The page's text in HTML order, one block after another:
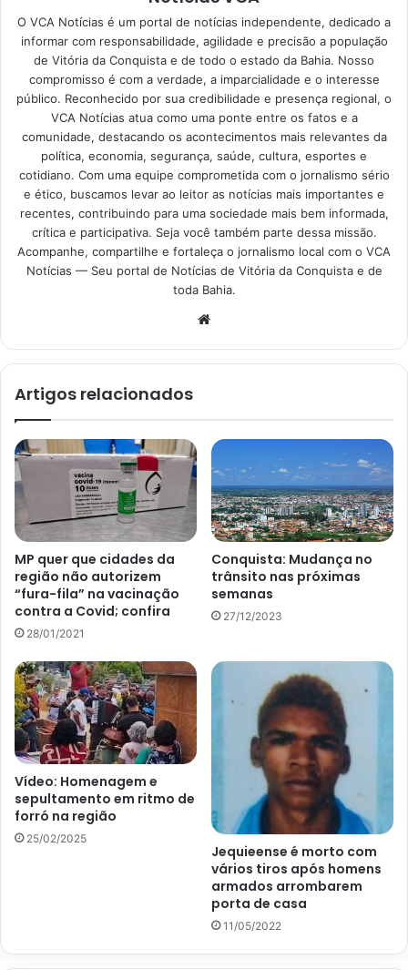
O VCA Notícias é um portal de notícias independente, dedicado a
informar com responsabilidade, agilidade e precisão a população
de Vitória da Conquista e de todo o estado da Bahia. Nosso
compromisso é com a verdade, a imparcialidade e o interesse
público. Reconhecido por sua credibilidade e presença regional, o
VCA Notícias atua como uma ponte entre os fatos e a
comunidade, destacando os acontecimentos mais relevantes da
política, economia, segurança, saúde, cultura, esportes e
cotidiano. Com uma equipe comprometida com o jornalismo sério
e ético, buscamos levar ao leitor as notícias mais importantes e
recentes, contribuindo para uma sociedade mais bem informada,
crítica e participativa. Seja você também parte dessa missão.
Acompanhe, compartilhe e fortaleça o jornalismo local com o VCA
Notícias — Seu portal de Notícias de Vitória da Conquista e de
toda Bahia.
Artigos relacionados
MP quer que cidades da
região não autorizem
“fura-fila” na vacinação
contra a Covid; confira
28/01/2021
Conquista: Mudança no
trânsito nas próximas
semanas
27/12/2023
Vídeo: Homenagem e
sepultamento em ritmo de
forró na região
25/02/2025
Jequieense é morto com
vários tiros após homens
armados arrombarem
porta de casa
11/05/2022